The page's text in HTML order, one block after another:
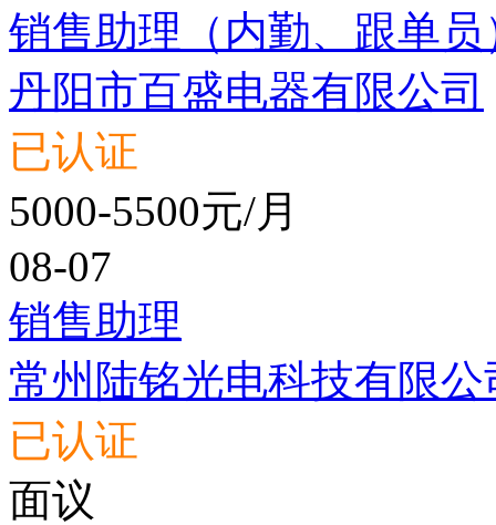
销售助理（内勤、跟单员
丹阳市百盛电器有限公司
已认证
5000-5500元/月
08-07
销售助理
常州陆铭光电科技有限公
已认证
面议